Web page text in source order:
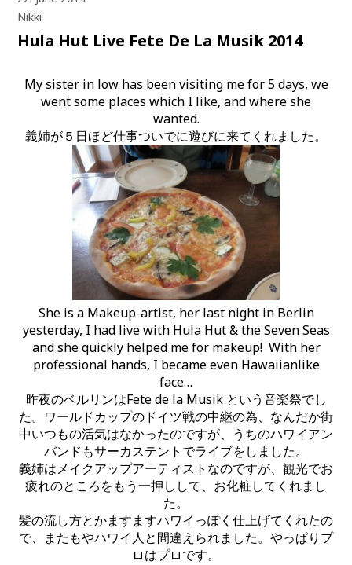
Nikki
Hula Hut Live Fete De La Musik 2014
My sister in low has been visiting me for 5 days, we
went some places which I like, and where she
wanted.
義姉が５日ほど仕事ついでに遊びに来てくれました。
She is a Makeup-artist, her last night in Berlin
yesterday, I had live with Hula Hut & the Seven Seas
and she quickly helped me for makeup! With her
professional hands, I became even Hawaiianlike
face…
昨夜のベルリンはFete de la Musik という音楽祭でし
た。ワールドカップのドイツ戦の中継の為、なんだか街
中いつもの活気はなかったのですが、うちのハワイアン
バンドもサーカステントでライブをしました。
義姉はメイクアップアーティストなのですが、観光でお
疲れのところをもう一押しして、お化粧してくれまし
た。
髪の流し方とかますますハワイっぽく仕上げてくれたの
で、またもやハワイ人と間違えられました。やっぱりプ
ロはプロです。